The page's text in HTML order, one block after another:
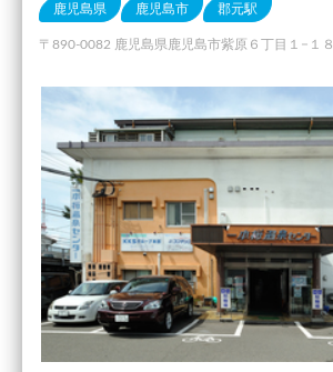
鹿児島県 鹿児島市 郡元駅
〒890-0082 鹿児島県鹿児島市紫原６丁目１−１８